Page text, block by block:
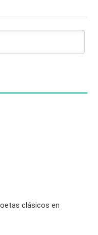
clásicos en